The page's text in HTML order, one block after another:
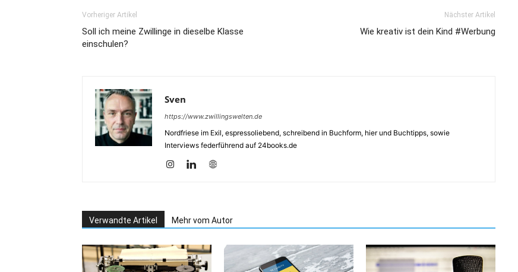
Vorheriger Artikel
Soll ich meine Zwillinge in dieselbe Klasse
einschulen?
Nächster Artikel
Wie kreativ ist dein Kind #Werbung
Sven
https://www.zwillingswelten.de
Nordfriese im Exil, espressoliebend, schreibend in Buchform, hier und Buchtipps, sowie
Interviews federführend auf 24books.de
Verwandte Artikel Mehr vom Autor